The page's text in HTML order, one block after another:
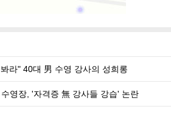
라" 40대 男 수영 강사의 성희롱
영장, '자격증 無 강사들 강습' 논란